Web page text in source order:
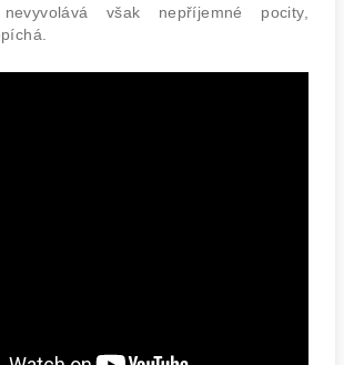
však nepříjemné pocity,